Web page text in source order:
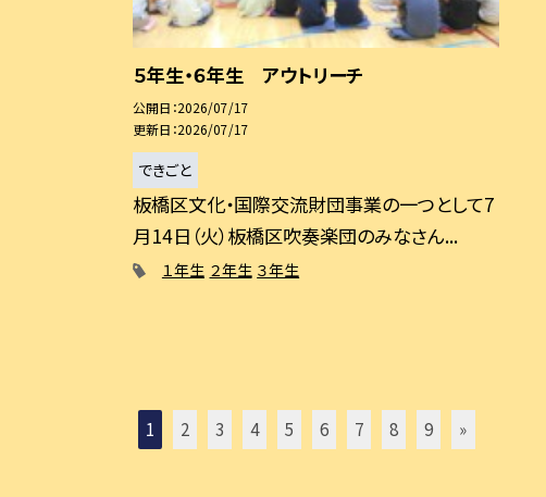
５年生・６年生 アウトリーチ
公開日 2026/07/17
更新日 2026/07/17
できごと
板橋区文化・国際交流財団事業の一つとして7
月14日（火）板橋区吹奏楽団のみなさん...
１年生 ２年生 ３年生
1 2 3 4 5 6 7 8 9 »